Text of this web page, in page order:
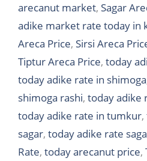
arecanut market, Sagar
adike market rate today in
Areca Price, Sirsi Areca
Tiptur Areca Price, today
today adike rate in shimoga
shimoga rashi, today adike
today adike rate in tumkur,
sagar, today adike rate
Rate, today arecanut price,